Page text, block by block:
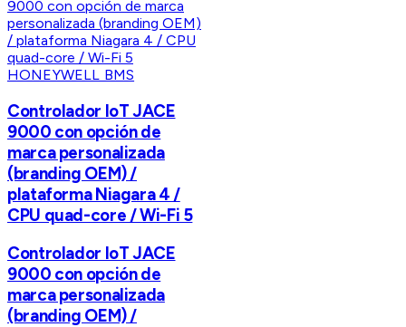
HONEYWELL BMS
Controlador IoT JACE
9000 con opción de
marca personalizada
(branding OEM) /
plataforma Niagara 4 /
CPU quad-core / Wi-Fi 5
Controlador IoT JACE
9000 con opción de
marca personalizada
(branding OEM) /